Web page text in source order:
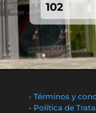
102
• Términos y
• Política de